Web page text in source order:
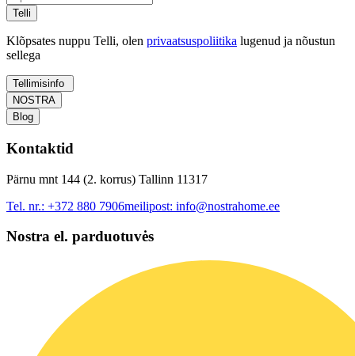
Telli
Klõpsates nuppu Telli, olen privaatsuspoliitika lugenud ja nõustun
sellega
Tellimisinfo
NOSTRA
Blog
Kontaktid
Pärnu mnt 144 (2. korrus) Tallinn 11317
Tel. nr.: +372 880 7906meilipost: info@nostrahome.ee
Nostra el. parduotuvės